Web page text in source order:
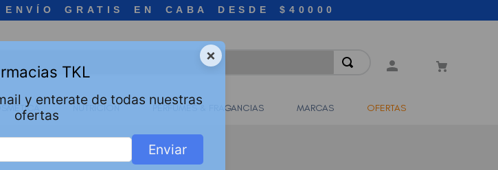
GRATIS EN CABA DESDE $40000
NUTRICION PERFUMES & FRAGANCIAS MARCAS OFERTAS
×
TKL
y enterate de todas nuestras
ofertas
Enviar